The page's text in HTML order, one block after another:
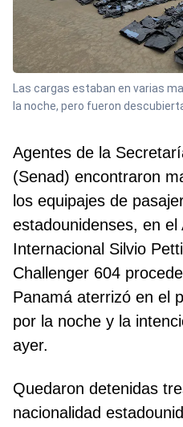
Las cargas estaban en varias
la noche, pero fueron
Agentes de la
(Senad) encontraron
los equipajes de
estadounidenses, en el
Internacional Silvio
Challenger 604
Panamá aterrizó en el
por la noche y la
ayer.
Quedaron detenidas
nacionalidad